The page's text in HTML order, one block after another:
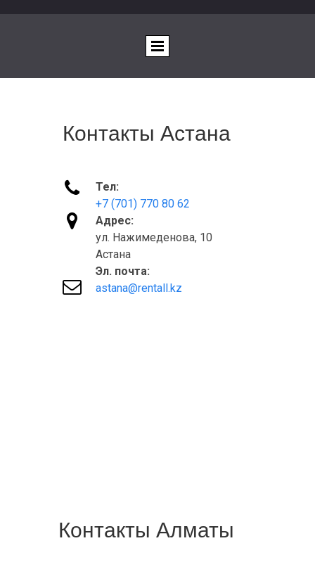
Контакты Астана



Тел:
+7 (701) 770 80 62
Адрес:
ул. Нажимеденова, 10
Астана
Эл. почта:
astana@rentall.kz
Контакты Алматы